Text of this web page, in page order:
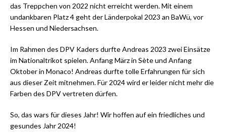
das Treppchen von 2022 nicht erreicht werden. Mit einem
undankbaren Platz 4 geht der Länderpokal 2023 an BaWü, vor
Hessen und Niedersachsen.
Im Rahmen des DPV Kaders durfte Andreas 2023 zwei Einsätze
im Nationaltrikot spielen. Anfang März in Sète und Anfang
Oktober in Monaco! Andreas durfte tolle Erfahrungen für sich
aus dieser Zeit mitnehmen. Für 2024 wird er leider nicht mehr die
Farben des DPV vertreten dürfen.
So, das wars für dieses Jahr! Wir hoffen auf ein friedliches und
gesundes Jahr 2024!